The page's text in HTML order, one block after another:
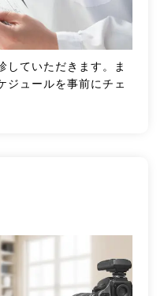
していただきます。ま
ジュールを事前にチェ